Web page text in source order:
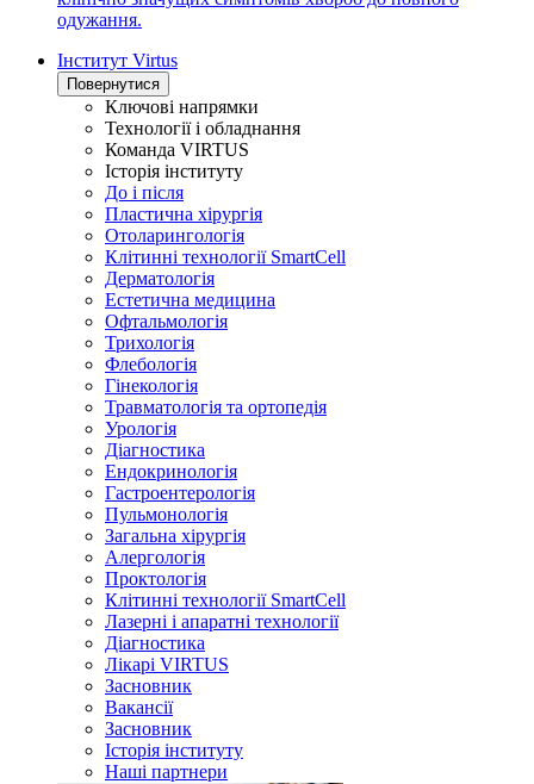
одужання.
Інститут Virtus
Повернутися
Ключові напрямки
Технології і обладнання
Команда VIRTUS
Історія інституту
До і після
Пластична хірургія
Отоларингологія
Клітинні технології SmartCell
Дерматологія
Естетична медицина
Офтальмологія
Трихологія
Флебологія
Гінекологія
Травматологія та ортопедія
Урологія
Діагностика
Ендокринологія
Гастроентерологія
Пульмонологія
Загальна хірургія
Алергологія
Проктологія
Клітинні технології SmartCell
Лазерні і апаратні технології
Діагностика
Лікарі VIRTUS
Засновник
Вакансії
Засновник
Історія інституту
Наші партнери